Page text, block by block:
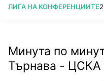
ПОВЕЧЕ ОТ
ЛИГА НА КОНФЕРЕНЦИИТЕ
Минута по